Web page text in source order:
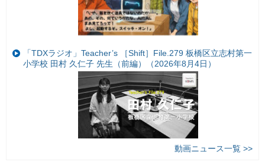
「TDXラジオ」Teacher’s ［Shift］File.279 板橋区立志村第一
小学校 田村 久仁子 先生（前編）（2026年8月4日）
動画ニュース一覧 >>